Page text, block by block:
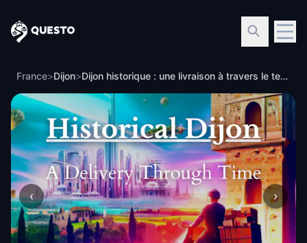
Questo
France>Dijon> Dijon historique : une livraison à travers le temps
‹ ›